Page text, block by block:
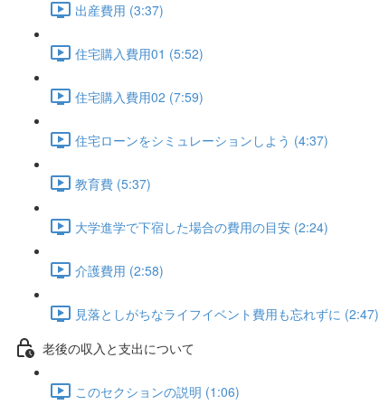
出産費用 (3:37)
住宅購入費用01 (5:52)
住宅購入費用02 (7:59)
住宅ローンをシミュレーションしよう (4:37)
教育費 (5:37)
大学進学で下宿した場合の費用の目安 (2:24)
介護費用 (2:58)
見落としがちなライフイベント費用も忘れずに (2:47)
老後の収入と支出について
このセクションの説明 (1:06)